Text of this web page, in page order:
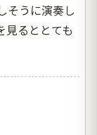
そうに演奏し
見るととても